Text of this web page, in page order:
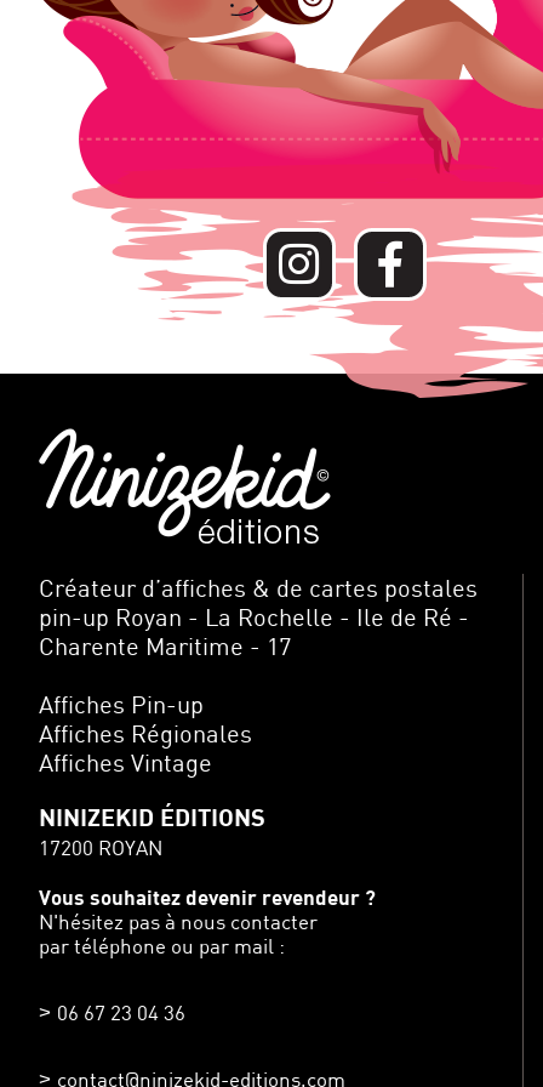
Créateur d’affiches & de cartes postales
pin-up Royan - La Rochelle - Ile de Ré -
Charente Maritime - 17
Affiches Pin-up
Affiches Régionales
Affiches Vintage
NINIZEKID ÉDITIONS
17200 ROYAN
Vous souhaitez devenir revendeur ?
N'hésitez pas à nous contacter
par téléphone ou par mail :
06 67 23 04 36
contact@ninizekid-editions.com